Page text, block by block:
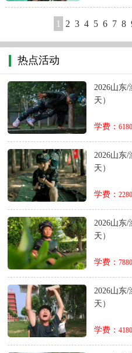
1 2 3 4 5 6 7 8
热点活动
2026山东/
天）
学费： 6180
2026山东
天）
学费： 2280
2026山东
天）
学费： 7880
2026山东
天）
学费： 4180